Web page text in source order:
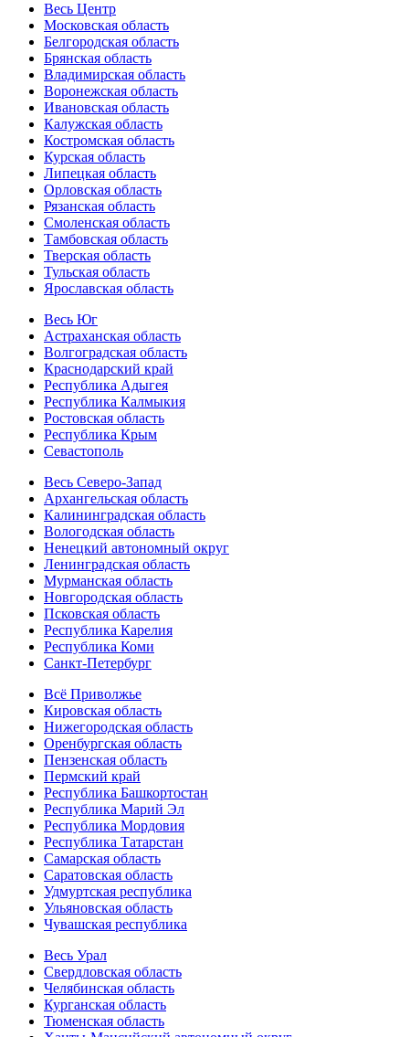
Весь Центр
Московская область
Белгородская область
Брянская область
Владимирская область
Воронежская область
Ивановская область
Калужская область
Костромская область
Курская область
Липецкая область
Орловская область
Рязанская область
Смоленская область
Тамбовская область
Тверская область
Тульская область
Ярославская область
Весь Юг
Астраханская область
Волгоградская область
Краснодарский край
Республика Адыгея
Республика Калмыкия
Ростовская область
Республика Крым
Севастополь
Весь Северо-Запад
Архангельская область
Калининградская область
Вологодская область
Ненецкий автономный округ
Ленинградская область
Мурманская область
Новгородская область
Псковская область
Республика Карелия
Республика Коми
Санкт-Петербург
Всё Приволжье
Кировская область
Нижегородская область
Оренбургская область
Пензенская область
Пермский край
Республика Башкортостан
Республика Марий Эл
Республика Мордовия
Республика Татарстан
Самарская область
Саратовская область
Удмуртская республика
Ульяновская область
Чувашская республика
Весь Урал
Свердловская область
Челябинская область
Курганская область
Тюменская область